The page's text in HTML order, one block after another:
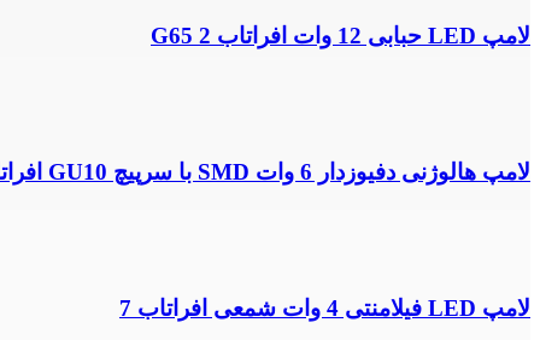
لامپ LED حبابی 12 وات افراتاب G65 2
لامپ هالوژنی دفیوزدار 6 وات SMD با سرپیچ GU10 افراتاب 10
لامپ LED فیلامنتی 4 وات شمعی افراتاب 7